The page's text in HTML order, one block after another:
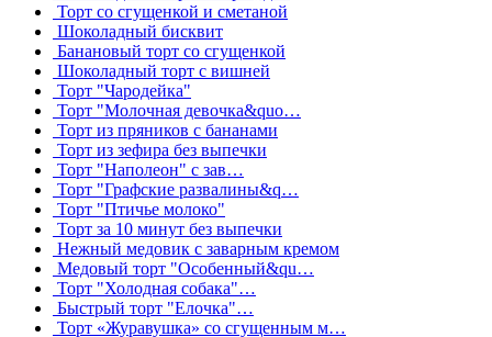
Торт со сгущенкой и сметаной
Шоколадный бисквит
Банановый торт со сгущенкой
Шоколадный торт с вишней
Торт "Чародейка"
Торт "Молочная девочка&quo…
Торт из пряников с бананами
Торт из зефира без выпечки
Торт "Наполеон" с зав…
Торт "Графские развалины&q…
Торт "Птичье молоко"
Торт за 10 минут без выпечки
Нежный медовик с заварным кремом
Медовый торт "Особенный&qu…
Торт "Холодная собака"…
Быстрый торт "Елочка"…
Торт «Журавушка» со сгущенным м…